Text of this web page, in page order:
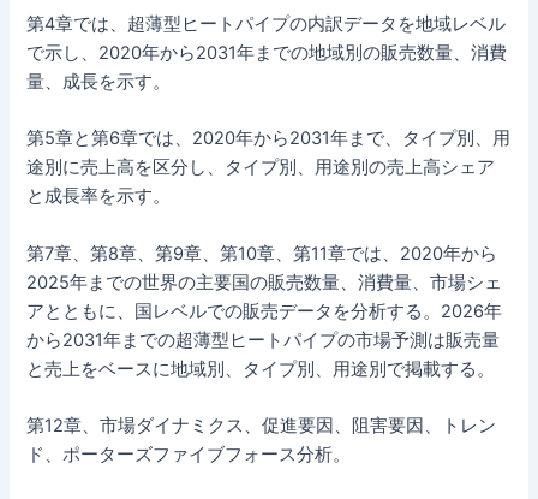
第4章では、超薄型ヒートパイプの内訳データを地域レベル
で示し、2020年から2031年までの地域別の販売数量、消費
量、成長を示す。
第5章と第6章では、2020年から2031年まで、タイプ別、用
途別に売上高を区分し、タイプ別、用途別の売上高シェア
と成長率を示す。
第7章、第8章、第9章、第10章、第11章では、2020年から
2025年までの世界の主要国の販売数量、消費量、市場シェ
アとともに、国レベルでの販売データを分析する。2026年
から2031年までの超薄型ヒートパイプの市場予測は販売量
と売上をベースに地域別、タイプ別、用途別で掲載する。
第12章、市場ダイナミクス、促進要因、阻害要因、トレン
ド、ポーターズファイブフォース分析。